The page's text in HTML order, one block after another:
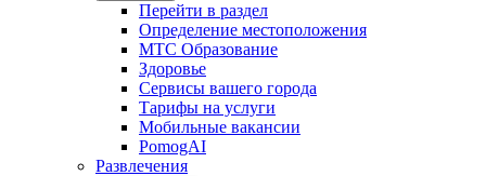
Перейти в раздел
Определение местоположения
МТС Образование
Здоровье
Сервисы вашего города
Тарифы на услуги
Мобильные вакансии
PomogAI
Развлечения